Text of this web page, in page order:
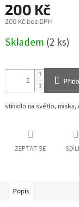
200 Kč
200 Kč bez DPH
cena:
Skladem (2 ks)
stínidlo na světlo,
ZEPTAT SE
Popis